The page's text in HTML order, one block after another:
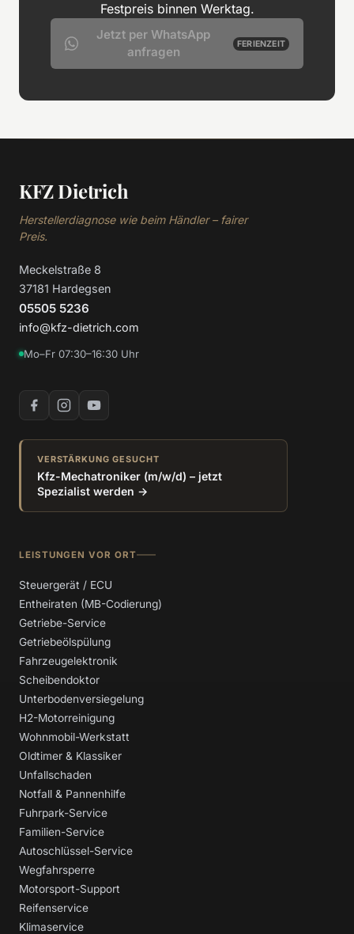
Festpreis binnen Werktag.
Jetzt per WhatsApp
anfragen
FERIENZEIT
KFZ Dietrich
Herstellerdiagnose wie beim Händler – fairer
Preis.
Meckelstraße 8
37181 Hardegsen
05505 5236
info@kfz-dietrich.com
Mo–Fr 07:30–16:30 Uhr
VERSTÄRKUNG GESUCHT
Kfz-Mechatroniker (m/w/d) – jetzt
Spezialist werden →
LEISTUNGEN VOR ORT
Steuergerät / ECU
Entheiraten (MB-Codierung)
Getriebe-Service
Getriebeölspülung
Fahrzeugelektronik
Scheibendoktor
Unterbodenversiegelung
H2-Motorreinigung
Wohnmobil-Werkstatt
Oldtimer & Klassiker
Unfallschaden
Notfall & Pannenhilfe
Fuhrpark-Service
Familien-Service
Autoschlüssel-Service
Wegfahrsperre
Motorsport-Support
Reifenservice
Klimaservice